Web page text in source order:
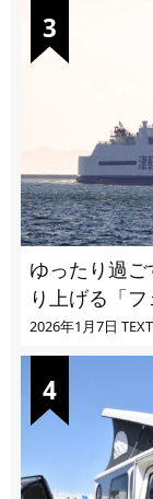
ゆったり過
り上げる「
2026年1月7日